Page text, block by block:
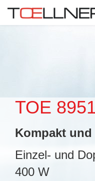
TOE
Kompakt
Einzel- und
400 W